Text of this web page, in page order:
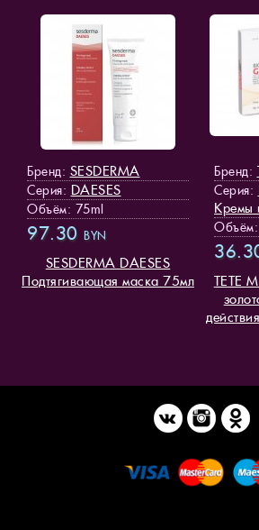
Бренд: SESDERMA
Серия: DAESES
Объём: 75ml
97.30 BYN
SESDERMA DAESES
Подтягивающая маска 75мл
Бренд:
Серия:
Кремы
TETE